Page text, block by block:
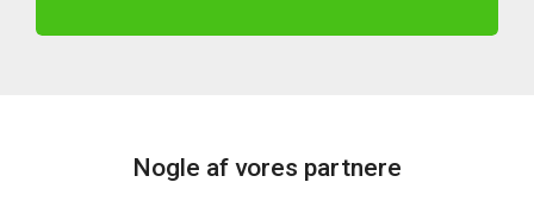
Nogle af vores partnere